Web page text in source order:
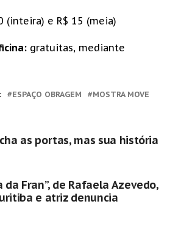
(inteira) e R$ 15 (meia)
gratuitas, mediante
ESPAÇO OBRAGEM
MOSTRA MOVE
as portas, mas sua história
Fran”, de Rafaela Azevedo,
e atriz denuncia